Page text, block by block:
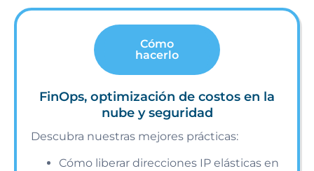
Cómo
hacerlo
FinOps, optimización de costos en la
nube y seguridad
Descubra nuestras mejores prácticas:
Cómo liberar direcciones IP elásticas en